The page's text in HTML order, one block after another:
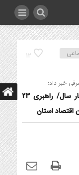
12
خبر داد:
تشکیل کارگروه اقتصادی عملیاتی‌سازی شعار سال/ راهبری 23